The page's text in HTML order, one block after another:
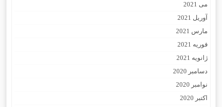
می 2021
آوریل 2021
مارس 2021
فوریه 2021
ژانویه 2021
دسامبر 2020
نوامبر 2020
اکتبر 2020